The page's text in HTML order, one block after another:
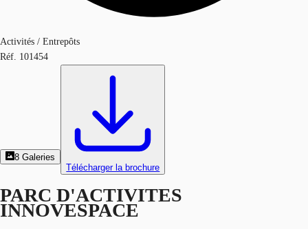
Activités / Entrepôts
Réf. 101454
8 Galeries
Télécharger la brochure
PARC D'ACTIVITES
INNOVESPACE